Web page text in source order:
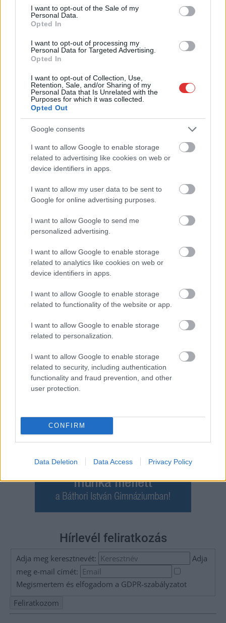
consent section.
I want to opt-out of the Sale of my
Personal Data.
Opted In
I want to opt-out of processing my
Personal Data for Targeted Advertising.
Opted In
I want to opt-out of Collection, Use,
Retention, Sale, and/or Sharing of my
Personal Data that Is Unrelated with the
Purposes for which it was collected.
Opted Out
Google consents
I want to allow Google to enable storage
related to advertising like cookies on web or
device identifiers in apps.
I want to allow my user data to be sent to
Google for online advertising purposes.
I want to allow Google to send me
personalized advertising.
I want to allow Google to enable storage
related to analytics like cookies on web or
device identifiers in apps.
I want to allow Google to enable storage
related to functionality of the website or app.
I want to allow Google to enable storage
related to personalization.
I want to allow Google to enable storage
related to security, including authentication
functionality and fraud prevention, and other
user protection.
CONFIRM
Data Deletion Data Access Privacy Policy
2026.08.07. Farkas András
Ön szerint hogy készül a hamisítatlan szolnoki
habos isler?
Igazi retró klasszikus desszert, amelyet generációk óta
szeretnek, és amelyet sokan ma is próbálnak otthon
újraalkotni....
2026.08.07. Horváth Zsolt
Györfi Mihály több tucat vállalkozással egyeztetett
Rövid idő alatt számos vállalkozás jelezte, hogy segítene
azoknak a munkavállalóknak, akik a tószegi kerékpárgyár
bezárása...
Hírlevél feliratkozás
Adja meg keresztnevét:
Adja
meg e-mail címét:
Megismertem és elfogadom a GDPR-szabályzatot